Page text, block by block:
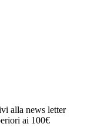
alla news letter
ai 100€